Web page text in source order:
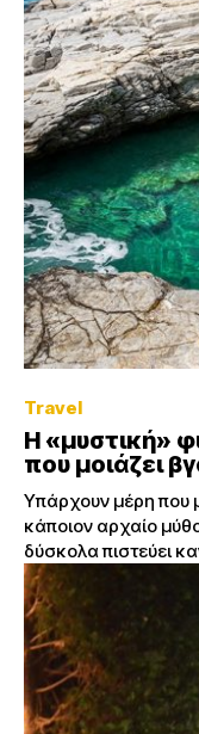
Travel
Η «μυστική»
που μοιάζει
Υπάρχουν μέρη που
κάποιον αρχαίο
δύσκολα πιστεύει